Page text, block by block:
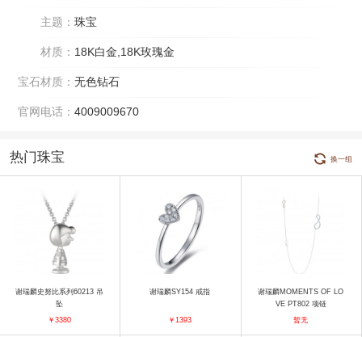
主题： 珠宝
材质： 18K白金,18K玫瑰金
宝石材质： 无色钻石
官网电话： 4009009670
热门珠宝 换一组
谢瑞麟史努比系列60213 吊
坠
￥3380
谢瑞麟SY154 戒指
￥1393
谢瑞麟MOMENTS OF LO
VE PT802 项链
暂无